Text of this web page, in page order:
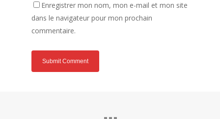
Enregistrer mon nom, mon e-mail et mon site
dans le navigateur pour mon prochain
commentaire.